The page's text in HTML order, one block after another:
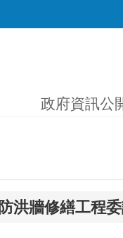
政府資訊公
洪牆修繕工程